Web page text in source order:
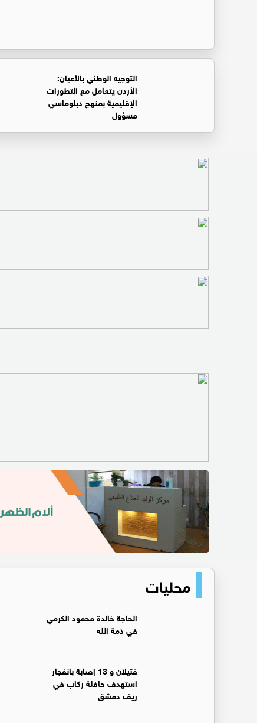
التوجيه الوطني بالأعيان:
الأردن يتعامل مع التطورات
الإقليمية بمنهج دبلوماسي
مسؤول
محليات
الحاجة خالدة محمود الكرمي
في ذمة الله
قتيلان و 13 إصابة بانفجار
استهدف حافلة ركاب في
ريف دمشق